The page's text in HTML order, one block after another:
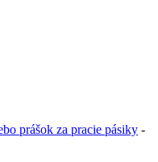
prášok za pracie pásiky -